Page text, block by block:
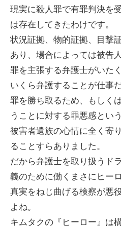
現実に殺人罪で有罪判決を
は存在してきたわけです。
状況証拠、物的証拠、目撃
あり、場合によっては被告
罪を主張する弁護士がいた
いくら弁護することが仕事
罪を勝ち取るため、もしく
うことに対する罪悪感とい
被害者遺族の心情に全く寄
ることすらありました。
だから弁護士を取り扱うド
義のために働くまさにヒー
真実をねじ曲げる検察が悪
よね。
キムタクの『ヒーロー』は